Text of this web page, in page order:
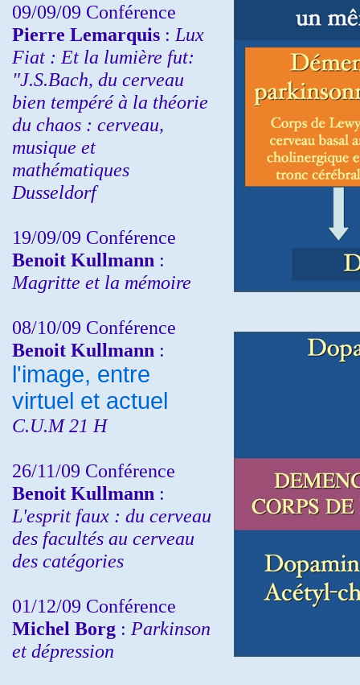
09/09/09 Conférence
Pierre Lemarquis : Lux
Fiat : Et la lumière fut:
"J.S.Bach, du cerveau
bien tempéré à la théorie
du chaos : cerveau,
musique et
mathématiques
Dusseldorf
19/09/09 Conférence
Benoit Kullmann :
Magritte et la mémoire
08/10/09 Conférence
Benoit Kullmann :
l'image, entre
virtuel et actuel
C.U.M 21 H
26/11/09 Conférence
Benoit Kullmann :
L'esprit faux : du cerveau
des facultés au cerveau
des catégories
01/12/09 Conférence
Michel Borg : Parkinson
et dépression